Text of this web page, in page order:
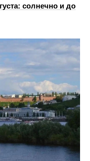
солнечно и до